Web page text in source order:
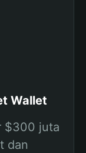
Wallet
$300 juta
dan